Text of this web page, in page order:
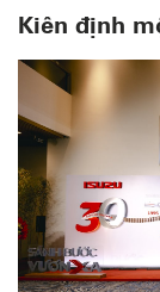
Kiên định